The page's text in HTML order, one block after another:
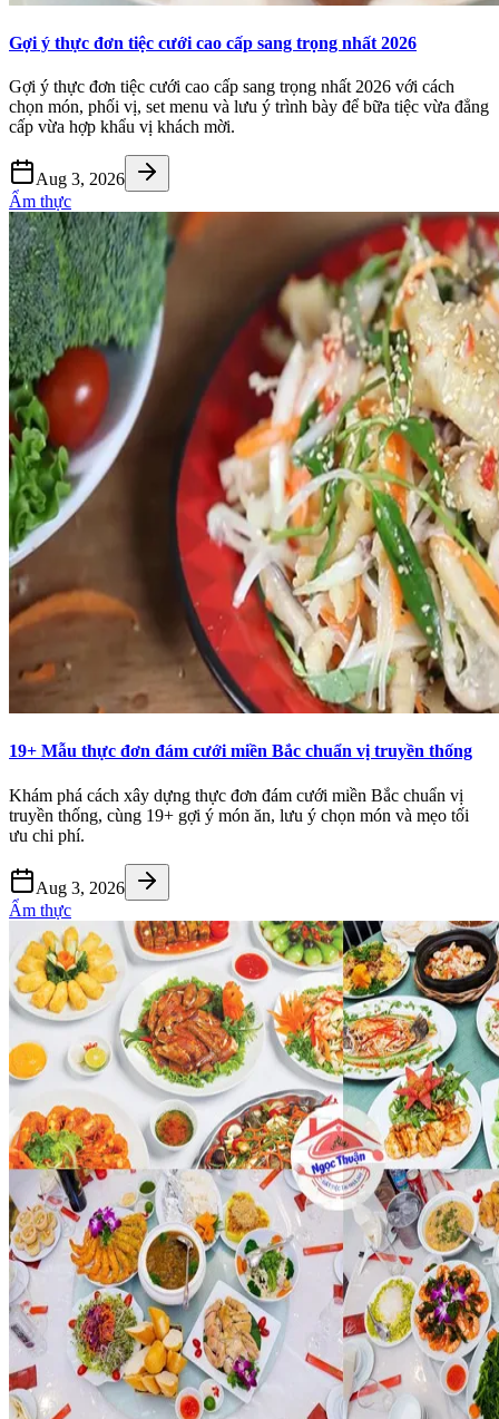
Gợi ý thực đơn tiệc cưới cao cấp sang trọng nhất 2026
Gợi ý thực đơn tiệc cưới cao cấp sang trọng nhất 2026 với cách
chọn món, phối vị, set menu và lưu ý trình bày để bữa tiệc vừa đẳng
cấp vừa hợp khẩu vị khách mời.
Aug 3, 2026
Ẩm thực
19+ Mẫu thực đơn đám cưới miền Bắc chuẩn vị truyền thống
Khám phá cách xây dựng thực đơn đám cưới miền Bắc chuẩn vị
truyền thống, cùng 19+ gợi ý món ăn, lưu ý chọn món và mẹo tối
ưu chi phí.
Aug 3, 2026
Ẩm thực